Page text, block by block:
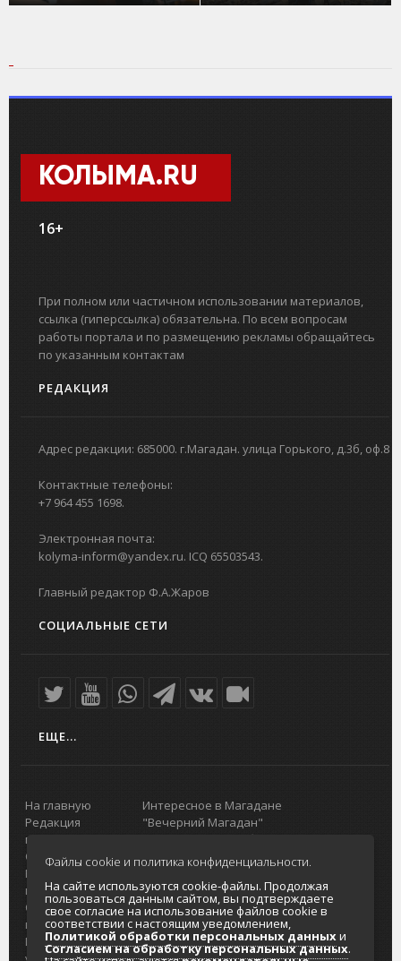
КОЛЫМА.RU
16+
При полном или частичном использовании материалов,
ссылка (гиперссылка) обязательна. По всем вопросам
работы портала и по размещению рекламы обращайтесь
по указанным контактам
РЕДАКЦИЯ
Адрес редакции: 685000. г.Магадан. улица Горького, д.3б, оф.8
Контактные телефоны:
+7 964 455 1698.
Электронная почта:
kolyma-inform@yandex.ru. ICQ 65503543.
Главный редактор Ф.А.Жаров
СОЦИАЛЬНЫЕ СЕТИ
ЕЩЕ...
На главную
Редакция
портала
О проекте
Реклама на
портале
Отзывы и
предложения
Интернет-
Интересное в Магадане
"Вечерний Магадан"
Городская доска объявлений
Реклама
Главный туристический портал
Колымы
Политика в отношении обработки
персональных данных
Согласие на обработку персональных
Файлы cookie и политика конфиденциальности.
На сайте используются cookie-файлы. Продолжая
пользоваться данным сайтом, вы подтверждаете
свое согласие на использование файлов cookie в
соответствии с настоящим уведомлением,
Политикой обработки персональных данныхи
Согласием на обработку персональных данных.